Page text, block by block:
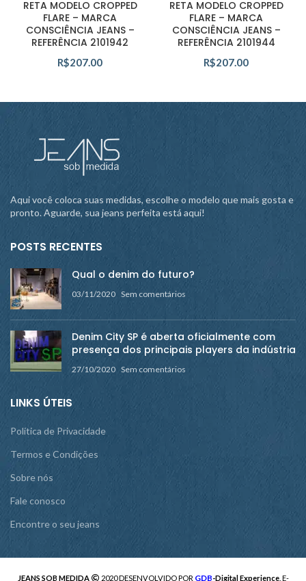
RETA MODELO CROPPED
FLARE – MARCA
CONSCIÊNCIA JEANS –
REFERÊNCIA 2101942
R$207.00
RETA MODELO CROPPED
FLARE – MARCA
CONSCIÊNCIA JEANS –
REFERÊNCIA 2101944
R$207.00
Aqui você coloca suas medidas, escolhe o modelo que mais gosta e
pronto. Aguarde, sua jeans perfeita está aqui!
POSTS RECENTES
Qual o denim do futuro?
03/11/2020 Sem comentários
Denim City SP é aberta oficialmente com
presença dos principais players da indústria
27/10/2020 Sem comentários
LINKS ÚTEIS
Política de Privacidade
Termos e Condições
Sobre nós
Fale conosco
Encontre o seu jeans
JEANS SOB MEDIDA 2020 DESENVOLVIDO POR GDB-Digital Experience. E-